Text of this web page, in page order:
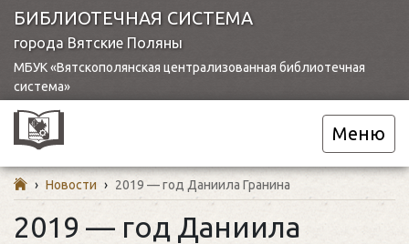
БИБЛИОТЕЧНАЯ СИСТЕМА
города Вятские Поляны
МБУК «Вятскополянская централизованная библиотечная
система»
Меню
› Новости › 2019 — год Даниила Гранина
2019 — год Даниила